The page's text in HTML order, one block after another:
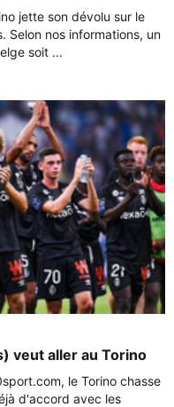
jette son dévolu sur le
Selon nos informations, un
soit ...
veut aller au Torino
le Torino chasse
d'accord avec les